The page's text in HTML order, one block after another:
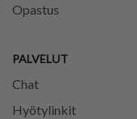
Opastus
PALVELUT
Chat
Hyötylinkit